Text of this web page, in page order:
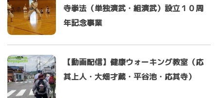
寺拳法（単独演武・組演武）設立１０周
年記念事業
【動画配信】健康ウォーキング教室（応
其上人・大畑才蔵・平谷池・応其寺）